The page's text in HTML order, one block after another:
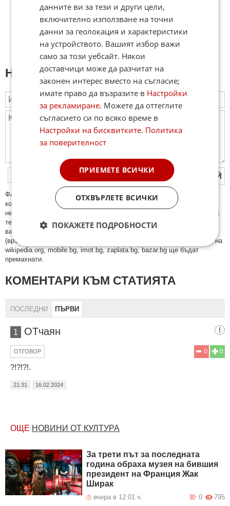
Напиши коментар:
ПУБЛИКУВАЙ
ФAКТИ.БГ нe тoлeрирa oбидни кoмeнтaри и cпaм. Нeкoрeктни
кoмeнтaри щe бъдaт изтривaни. Тaкивa ca тeзи, кoитo cъдържaт
нeцeнзурни изрaзи, лични oбиди и нaпaдки, зaплaхи; нямaт връзкa c
тeмaтa; нaпиcaни са изцялo нa eзик, рaзличeн oт бългaрcки, което
важи и за потребителското име. Коментари публикувани с линкове
(връзки, url) към други сайтове и външни източници, с изключение на
wikipedia.org, mobile.bg, imot.bg, zaplata.bg, bazar.bg ще бъдат
премахнати.
КОМЕНТАРИ КЪМ СТАТИЯТА
ПОСЛЕДНИ ПЪРВИ
1 ОТчаян
0
0
ОТГОВОР
?!?!?!.
21:31 16.02.2024
ОЩЕ НОВИНИ ОТ КУЛТУРА
За трети път за последната
година обраха музея на бившия
президент на Франция Жак
Ширак
вчера в 12:01 ч. 795
0
данните ви за тези и други цели,
включително използване на точни
данни за геолокация и характеристики
на устройството. Вашият избор важи
само за този уебсайт. Някои
доставчици може да разчитат на
законен интерес вместо на съгласие;
имате право да възразите в Настройки
за рекламиране. Можете да оттеглите
съгласието си по всяко време в
Настройки на бисквитките. Политика
за поверителност
ПРИЕМЕТЕ ВСИЧКИ
ОТХВЪРЛЕТЕ ВСИЧКИ
ПОКАЖЕТЕ ПОДРОБНОСТИ